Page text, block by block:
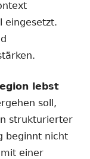
eingesetzt.
lebst
soll,
strukturierter
beginnt nicht
einer